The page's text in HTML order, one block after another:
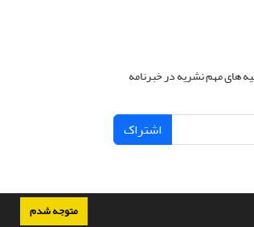
متوجه شدم
های مهم نشریه در خبرنامه
اشتراک